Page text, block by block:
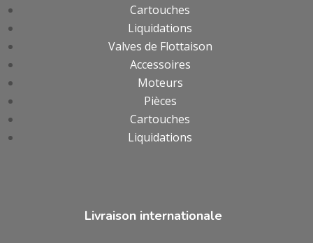
Cartouches
Liquidations
Valves de Flottaison
Accessoires
Moteurs
Pièces
Cartouches
Liquidations
Livraison internationale